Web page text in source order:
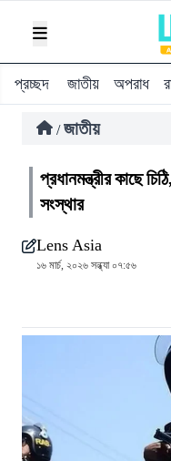
প্রচ্ছদ জাতীয় অপরাধ
/ জাতীয়
প্রধানমন্ত্রীর কাছে
সংস্থার
Lens Asia
১৬ মার্চ, ২০২৬ সন্ধ্যা ০৭:৫৬